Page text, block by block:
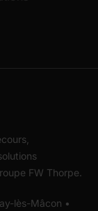
FW Thorpe.
lès-Mâcon •